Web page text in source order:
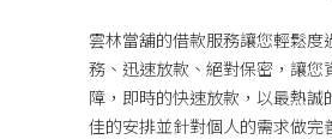
雲林當舖的借款服務讓您輕鬆度
務、迅速放款、絕對保密，讓您
障，即時的快速放款，以最熱誠
佳的安排並針對個人的需求做完